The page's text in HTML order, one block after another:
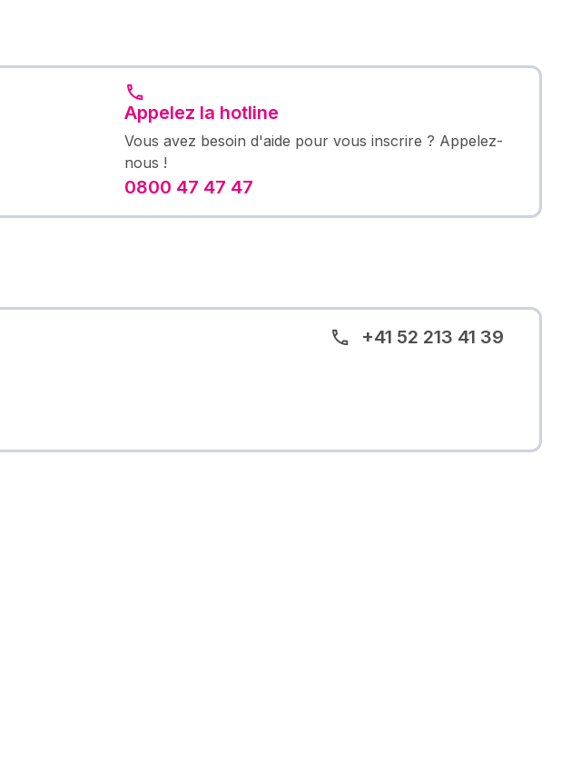
Appelez la hotline
Vous avez besoin d'aide pour vous inscrire ? Appelez-
nous !
0800 47 47 47
+41 52 213 41 39